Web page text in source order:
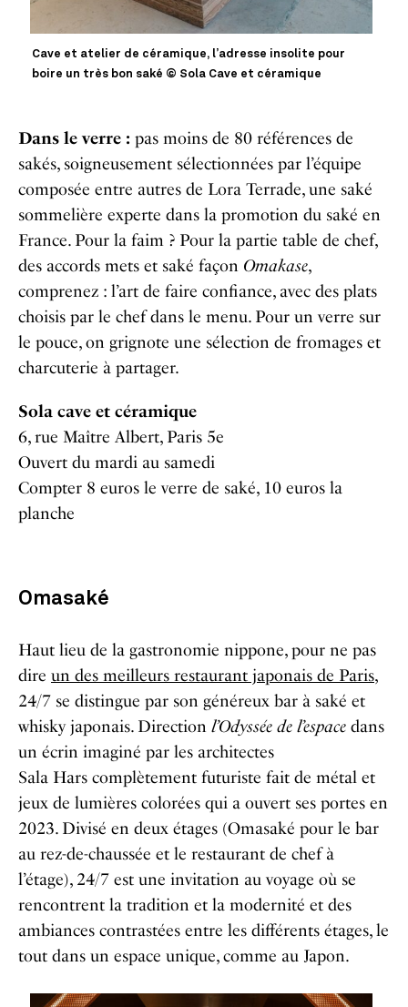
Cave et atelier de céramique, l’adresse insolite pour
boire un très bon saké © Sola Cave et céramique
Dans le verre : pas moins de 80 références de
sakés, soigneusement sélectionnées par l’équipe
composée entre autres de Lora Terrade, une saké
sommelière experte dans la promotion du saké en
France. Pour la faim ? Pour la partie table de chef,
des accords mets et saké façon Omakase,
comprenez : l’art de faire confiance, avec des plats
choisis par le chef dans le menu. Pour un verre sur
le pouce, on grignote une sélection de fromages et
charcuterie à partager.
Sola cave et céramique
6, rue Maître Albert, Paris 5e
Ouvert du mardi au samedi
Compter 8 euros le verre de saké, 10 euros la
planche
Omasaké
Haut lieu de la gastronomie nippone, pour ne pas
dire un des meilleurs restaurant japonais de Paris,
24/7 se distingue par son généreux bar à saké et
whisky japonais. Direction l’Odyssée de l’espace dans
un écrin imaginé par les architectes
Sala Hars complètement futuriste fait de métal et
jeux de lumières colorées qui a ouvert ses portes en
2023. Divisé en deux étages (Omasaké pour le bar
au rez-de-chaussée et le restaurant de chef à
l’étage), 24/7 est une invitation au voyage où se
rencontrent la tradition et la modernité et des
ambiances contrastées entre les différents étages, le
tout dans un espace unique, comme au Japon.